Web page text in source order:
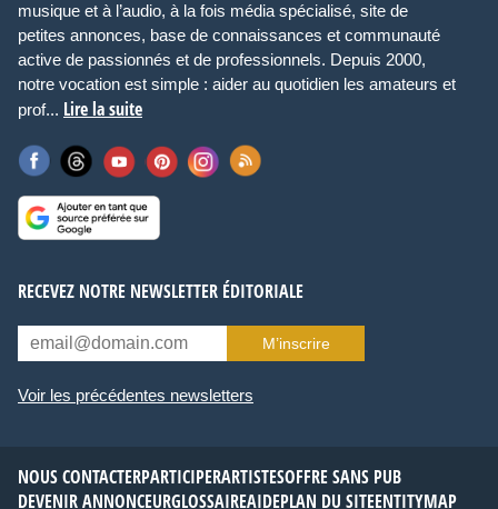
musique et à l’audio, à la fois média spécialisé, site de
petites annonces, base de connaissances et communauté
active de passionnés et de professionnels. Depuis 2000,
notre vocation est simple : aider au quotidien les amateurs et
prof... Lire la suite
RECEVEZ NOTRE NEWSLETTER ÉDITORIALE
M’inscrire
Voir les précédentes newsletters
NOUS CONTACTERPARTICIPERARTISTESOFFRE SANS PUB
DEVENIR ANNONCEURGLOSSAIREAIDEPLAN DU SITEENTITYMAP